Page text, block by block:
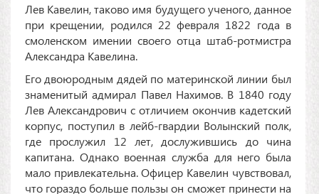
Лев Кавелин, таково имя будущего ученого, данное
при крещении, родился 22 февраля 1822 года в
смоленском имении своего отца штаб-ротмистра
Александра Кавелина.
Его двоюродным дядей по материнской линии был
знаменитый адмирал Павел Нахимов. В 1840 году
Лев Александрович с отличием окончив кадетский
корпус, поступил в лейб-гвардии Волынский полк,
где прослужил 12 лет, дослужившись до чина
капитана. Однако военная служба для него была
мало привлекательна. Офицер Кавелин чувствовал,
что гораздо больше пользы он сможет принести на